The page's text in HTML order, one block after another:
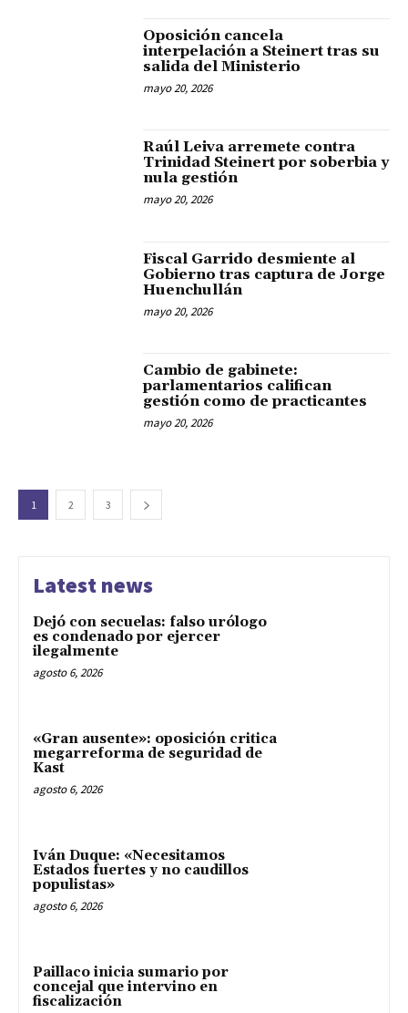
Oposición cancela
interpelación a Steinert tras su
salida del Ministerio
mayo 20, 2026
Raúl Leiva arremete contra
Trinidad Steinert por soberbia y
nula gestión
mayo 20, 2026
Fiscal Garrido desmiente al
Gobierno tras captura de Jorge
Huenchullán
mayo 20, 2026
Cambio de gabinete:
parlamentarios califican
gestión como de practicantes
mayo 20, 2026
1 2 3
Latest news
Dejó con secuelas: falso urólogo
es condenado por ejercer
ilegalmente
agosto 6, 2026
«Gran ausente»: oposición critica
megarreforma de seguridad de
Kast
agosto 6, 2026
Iván Duque: «Necesitamos
Estados fuertes y no caudillos
populistas»
agosto 6, 2026
Paillaco inicia sumario por
concejal que intervino en
fiscalización